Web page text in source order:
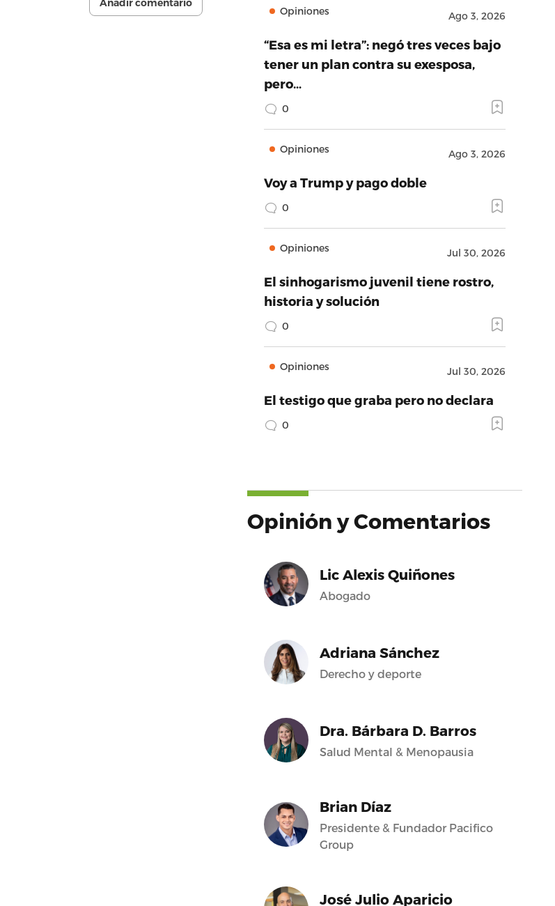
Añadir comentario
Opiniones Ago 3, 2026
“Esa es mi letra”: negó tres veces bajo
tener un plan contra su exesposa,
pero…
0
Opiniones Ago 3, 2026
Voy a Trump y pago doble
0
Opiniones Jul 30, 2026
El sinhogarismo juvenil tiene rostro,
historia y solución
0
Opiniones Jul 30, 2026
El testigo que graba pero no declara
0
Opinión y Comentarios
Lic Alexis Quiñones
Abogado
Adriana Sánchez
Derecho y deporte
Dra. Bárbara D. Barros
Salud Mental & Menopausia
Brian Díaz
Presidente & Fundador Pacifico
Group
José Julio Aparicio